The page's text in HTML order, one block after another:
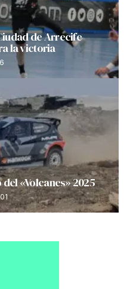
de Arrecife
la victoria
«Volcanes» 2025